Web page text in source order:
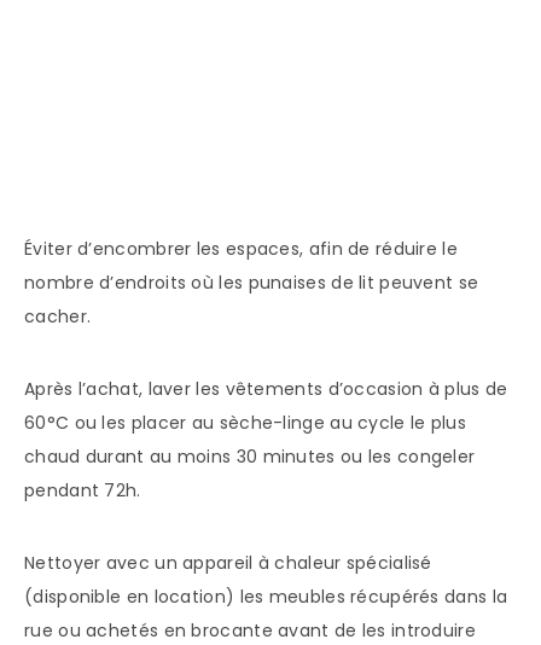
Éviter d’encombrer les espaces, afin de réduire le
nombre d’endroits où les punaises de lit peuvent se
cacher.
Après l’achat, laver les vêtements d’occasion à plus de
60°C ou les placer au sèche-linge au cycle le plus
chaud durant au moins 30 minutes ou les congeler
pendant 72h.
Nettoyer avec un appareil à chaleur spécialisé
(disponible en location) les meubles récupérés dans la
rue ou achetés en brocante avant de les introduire